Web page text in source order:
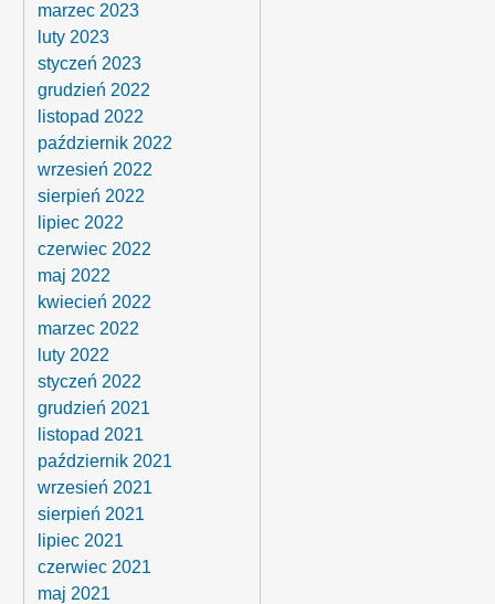
marzec 2023
luty 2023
styczeń 2023
grudzień 2022
listopad 2022
październik 2022
wrzesień 2022
sierpień 2022
lipiec 2022
czerwiec 2022
maj 2022
kwiecień 2022
marzec 2022
luty 2022
styczeń 2022
grudzień 2021
listopad 2021
październik 2021
wrzesień 2021
sierpień 2021
lipiec 2021
czerwiec 2021
maj 2021